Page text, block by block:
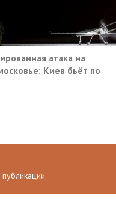
атака на
Киев бьёт по